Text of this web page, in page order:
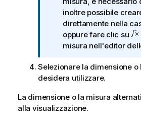
m
a
t
i
c
t
a
i
n
o
r
a
t
inoltre possibile
direttamente nella
oppure fare clic su
misura nell'editor
Selezionare la dimensione o
desidera utilizzare.
La dimensione o la misura
alla visualizzazione.